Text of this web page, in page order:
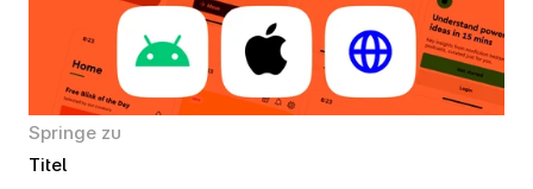
Springe zu
Titel